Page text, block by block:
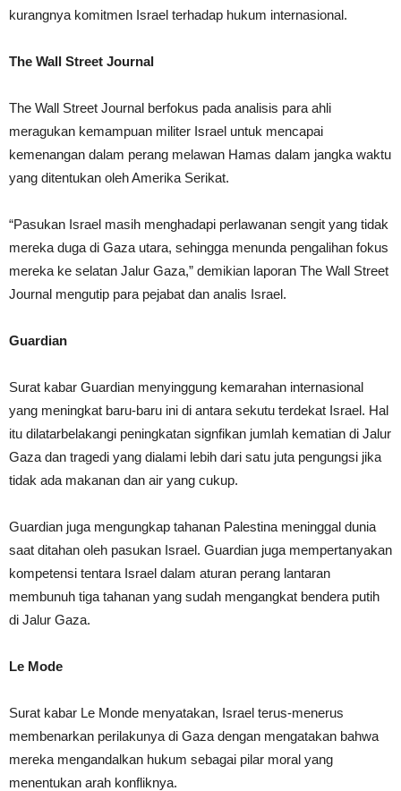
kurangnya komitmen Israel terhadap hukum internasional.
The Wall Street Journal
The Wall Street Journal berfokus pada analisis para ahli
meragukan kemampuan militer Israel untuk mencapai
kemenangan dalam perang melawan Hamas dalam jangka waktu
yang ditentukan oleh Amerika Serikat.
“Pasukan Israel masih menghadapi perlawanan sengit yang tidak
mereka duga di Gaza utara, sehingga menunda pengalihan fokus
mereka ke selatan Jalur Gaza,” demikian laporan The Wall Street
Journal mengutip para pejabat dan analis Israel.
Guardian
Surat kabar Guardian menyinggung kemarahan internasional
yang meningkat baru-baru ini di antara sekutu terdekat Israel. Hal
itu dilatarbelakangi peningkatan signfikan jumlah kematian di Jalur
Gaza dan tragedi yang dialami lebih dari satu juta pengungsi jika
tidak ada makanan dan air yang cukup.
Guardian juga mengungkap tahanan Palestina meninggal dunia
saat ditahan oleh pasukan Israel. Guardian juga mempertanyakan
kompetensi tentara Israel dalam aturan perang lantaran
membunuh tiga tahanan yang sudah mengangkat bendera putih
di Jalur Gaza.
Le Mode
Surat kabar Le Monde menyatakan, Israel terus-menerus
membenarkan perilakunya di Gaza dengan mengatakan bahwa
mereka mengandalkan hukum sebagai pilar moral yang
menentukan arah konfliknya.